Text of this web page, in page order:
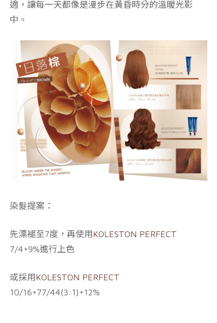
適，讓每一天都像是漫步在黃昏時分的溫暖光影
中。
染髮提案：
先漂褪至7度，再使用KOLESTON PERFECT
7/4+9%進行上色
或採用KOLESTON PERFECT
10/16+77/44(3:1)+12%